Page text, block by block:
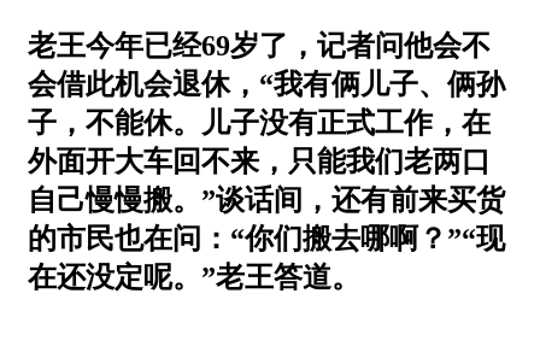
老王今年已经69岁了，记者问他会不
会借此机会退休，“我有俩儿子、俩孙
子，不能休。儿子没有正式工作，在
外面开大车回不来，只能我们老两口
自己慢慢搬。”谈话间，还有前来买货
的市民也在问：“你们搬去哪啊？”“现
在还没定呢。”老王答道。